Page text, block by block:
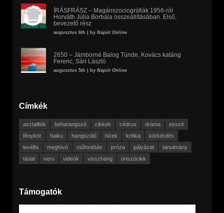
ÍRÁSFRÁSZ – Magánszociográfiák 1956-ról
Horváth Júlia Borbála összeállításában. Első,
bevezető rész
augusztus 6th | by Napút Online
2650 – Jámborné Balog Tünde, Kovács katáng
Ferenc, Sári László
augusztus 5th | by Napút Online
Címkék
asztalfiók beharangozó cikkek cédrus dráma
esszé
fénykör
haiku hangszóló hírek kritika
körkérdés
levélfa
meghívó műfordítás próza pályázat
tanulmány
tárlat
vers videók visszhang önszócikk
Támogatók